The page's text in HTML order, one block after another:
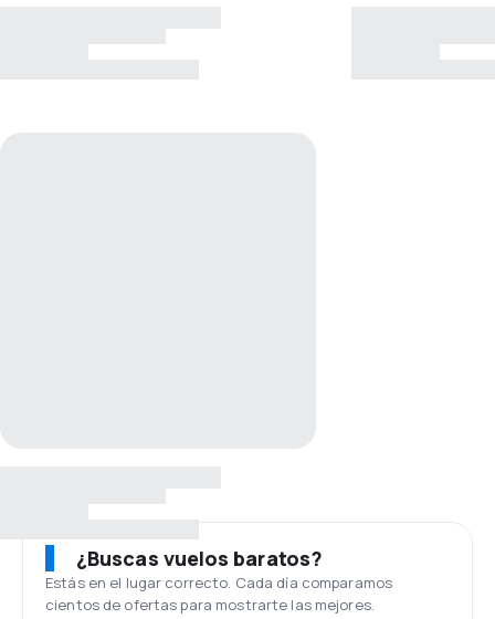
¿Buscas vuelos baratos?
Estás en el lugar correcto. Cada día comparamos
cientos de ofertas para mostrarte las mejores.